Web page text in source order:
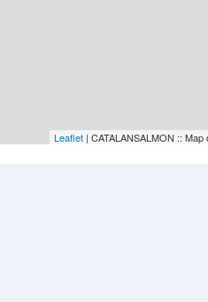
Leaflet | CATALANSALMON ::